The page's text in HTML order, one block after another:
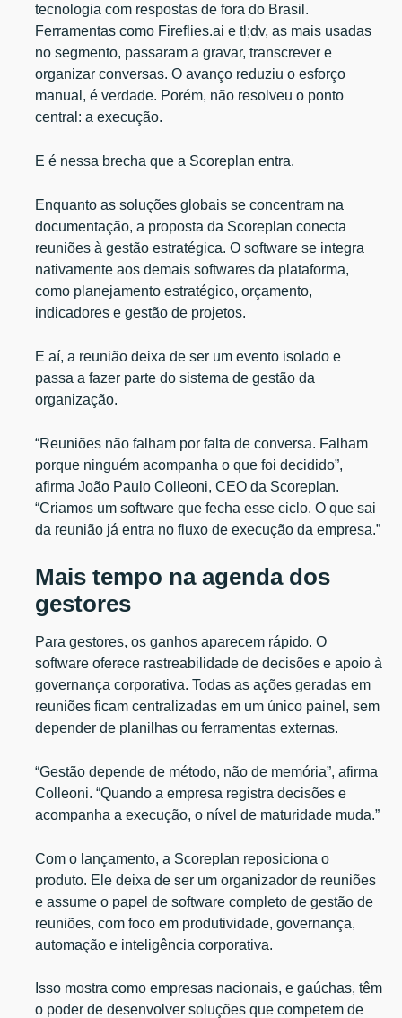
tecnologia com respostas de fora do Brasil.
Ferramentas como Fireflies.ai e tl;dv, as mais usadas
no segmento, passaram a gravar, transcrever e
organizar conversas. O avanço reduziu o esforço
manual, é verdade. Porém, não resolveu o ponto
central: a execução.
E é nessa brecha que a Scoreplan entra.
Enquanto as soluções globais se concentram na
documentação, a proposta da Scoreplan conecta
reuniões à gestão estratégica. O software se integra
nativamente aos demais softwares da plataforma,
como planejamento estratégico, orçamento,
indicadores e gestão de projetos.
E aí, a reunião deixa de ser um evento isolado e
passa a fazer parte do sistema de gestão da
organização.
“Reuniões não falham por falta de conversa. Falham
porque ninguém acompanha o que foi decidido”,
afirma João Paulo Colleoni, CEO da Scoreplan.
“Criamos um software que fecha esse ciclo. O que sai
da reunião já entra no fluxo de execução da empresa.”
Mais tempo na agenda dos
gestores
Para gestores, os ganhos aparecem rápido. O
software oferece rastreabilidade de decisões e apoio à
governança corporativa. Todas as ações geradas em
reuniões ficam centralizadas em um único painel, sem
depender de planilhas ou ferramentas externas.
“Gestão depende de método, não de memória”, afirma
Colleoni. “Quando a empresa registra decisões e
acompanha a execução, o nível de maturidade muda.”
Com o lançamento, a Scoreplan reposiciona o
produto. Ele deixa de ser um organizador de reuniões
e assume o papel de software completo de gestão de
reuniões, com foco em produtividade, governança,
automação e inteligência corporativa.
Isso mostra como empresas nacionais, e gaúchas, têm
o poder de desenvolver soluções que competem de